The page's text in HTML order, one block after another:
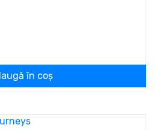
în coș